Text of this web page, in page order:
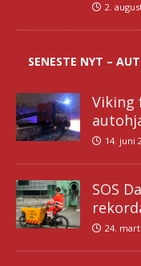
2.
SENESTE NYT –
14. juni
SOS
24.